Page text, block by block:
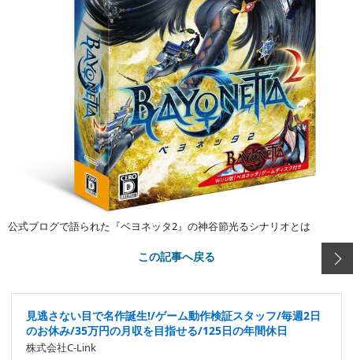
公式ブログで語られた『ベヨネッタ2』の神谷節光るシナリオとは
この記事へ戻る
見逃さない目で名作誕生!/ゲーム動作検証スタッフ/毎週2日
のお休み/35万円の月収を目指せる/125日の年間休日
株式会社C-Link